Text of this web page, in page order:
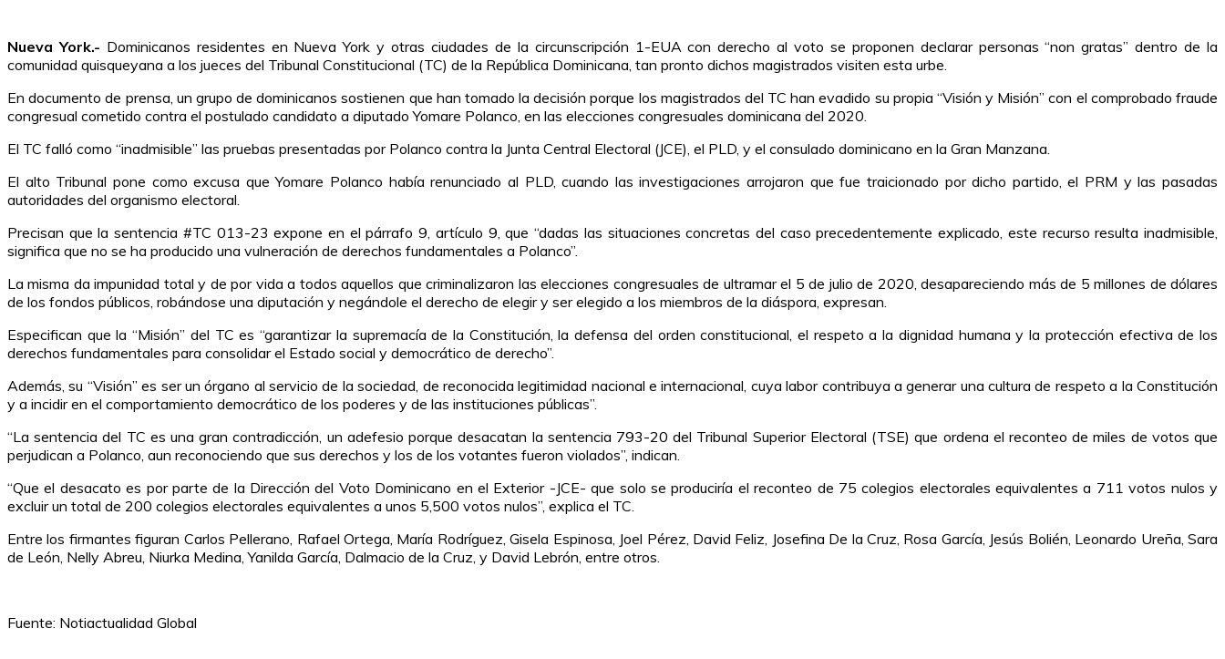
Nueva York.- Dominicanos residentes en Nueva York y otras ciudades de la circunscripción 1-EUA con derecho al voto se proponen declarar personas “non gratas” dentro de la
comunidad quisqueyana a los jueces del Tribunal Constitucional (TC) de la República Dominicana, tan pronto dichos magistrados visiten esta urbe.
En documento de prensa, un grupo de dominicanos sostienen que han tomado la decisión porque los magistrados del TC han evadido su propia “Visión y Misión” con el comprobado fraude
congresual cometido contra el postulado candidato a diputado Yomare Polanco, en las elecciones congresuales dominicana del 2020.
El TC falló como “inadmisible” las pruebas presentadas por Polanco contra la Junta Central Electoral (JCE), el PLD, y el consulado dominicano en la Gran Manzana.
El alto Tribunal pone como excusa que Yomare Polanco había renunciado al PLD, cuando las investigaciones arrojaron que fue traicionado por dicho partido, el PRM y las pasadas
autoridades del organismo electoral.
Precisan que la sentencia #TC 013-23 expone en el párrafo 9, artículo 9, que “dadas las situaciones concretas del caso precedentemente explicado, este recurso resulta inadmisible,
significa que no se ha producido una vulneración de derechos fundamentales a Polanco”.
La misma da impunidad total y de por vida a todos aquellos que criminalizaron las elecciones congresuales de ultramar el 5 de julio de 2020, desapareciendo más de 5 millones de dólares
de los fondos públicos, robándose una diputación y negándole el derecho de elegir y ser elegido a los miembros de la diáspora, expresan.
Especifican que la “Misión” del TC es “garantizar la supremacía de la Constitución, la defensa del orden constitucional, el respeto a la dignidad humana y la protección efectiva de los
derechos fundamentales para consolidar el Estado social y democrático de derecho”.
Además, su “Visión” es ser un órgano al servicio de la sociedad, de reconocida legitimidad nacional e internacional, cuya labor contribuya a generar una cultura de respeto a la Constitución
y a incidir en el comportamiento democrático de los poderes y de las instituciones públicas”.
“La sentencia del TC es una gran contradicción, un adefesio porque desacatan la sentencia 793-20 del Tribunal Superior Electoral (TSE) que ordena el reconteo de miles de votos que
perjudican a Polanco, aun reconociendo que sus derechos y los de los votantes fueron violados”, indican.
“Que el desacato es por parte de la Dirección del Voto Dominicano en el Exterior -JCE- que solo se produciría el reconteo de 75 colegios electorales equivalentes a 711 votos nulos y
excluir un total de 200 colegios electorales equivalentes a unos 5,500 votos nulos”, explica el TC.
Entre los firmantes figuran Carlos Pellerano, Rafael Ortega, María Rodríguez, Gisela Espinosa, Joel Pérez, David Feliz, Josefina De la Cruz, Rosa García, Jesús Bolién, Leonardo Ureña, Sara
de León, Nelly Abreu, Niurka Medina, Yanilda García, Dalmacio de la Cruz, y David Lebrón, entre otros.
Fuente: Notiactualidad Global